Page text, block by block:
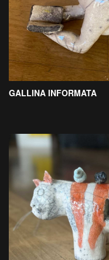
GALLINA INFORMATA